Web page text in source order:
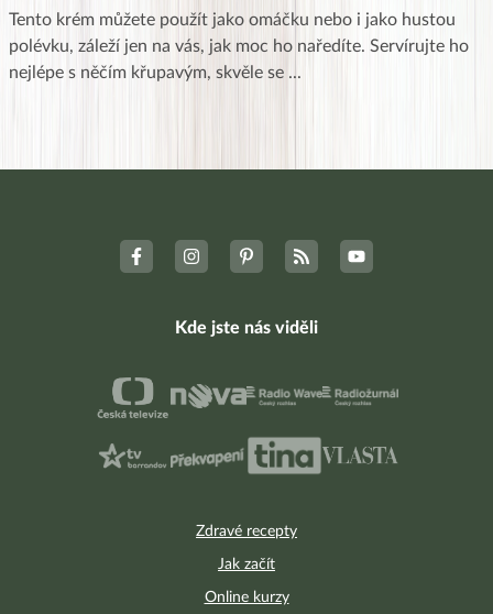
Tento krém můžete použít jako omáčku nebo i jako hustou
polévku, záleží jen na vás, jak moc ho naředíte. Servírujte ho
nejlépe s něčím křupavým, skvěle se ...
Zdravé recepty
Jak začít
Online kurzy
Kde jste nás viděli